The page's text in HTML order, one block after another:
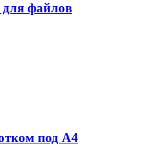
для файлов
под А4